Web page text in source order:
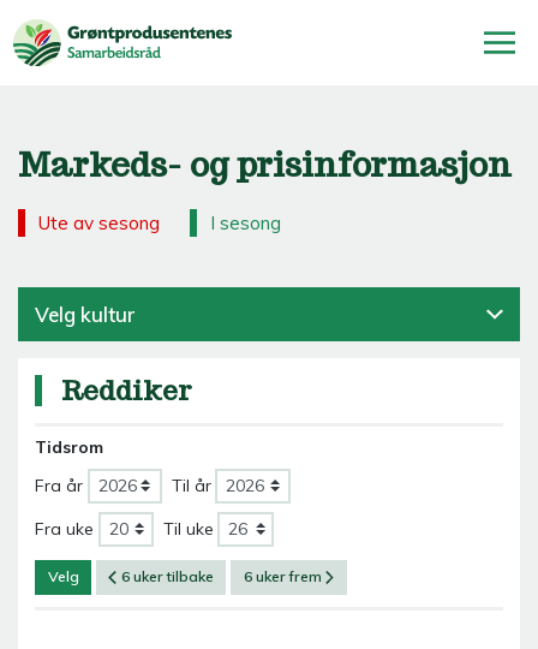
Markeds- og prisinformasjon
Ute av sesong I sesong
Velg kultur
Reddiker
Tidsrom
Fra år
Til år
Fra uke Til uke
Velg 6 uker tilbake 6 uker frem